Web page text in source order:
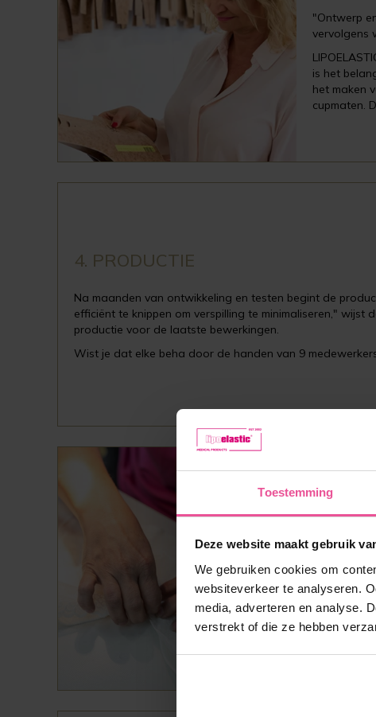
Toestemming
Deze website maakt gebruik
We gebruiken cookies om
websiteverkeer te analyseren.
media, adverteren en analyse.
verstrekt of die ze hebben
"Ontwerp
vervolgens
is het
het maken
cupmaten.
4. PRODUCTIE
Na maanden van ontwikkeling en testen begint de
efficiënt te knippen om verspilling te minimaliseren,"
productie voor de laatste bewerkingen.
Wist je dat elke beha door de handen van 9
5.
Een van de
worden